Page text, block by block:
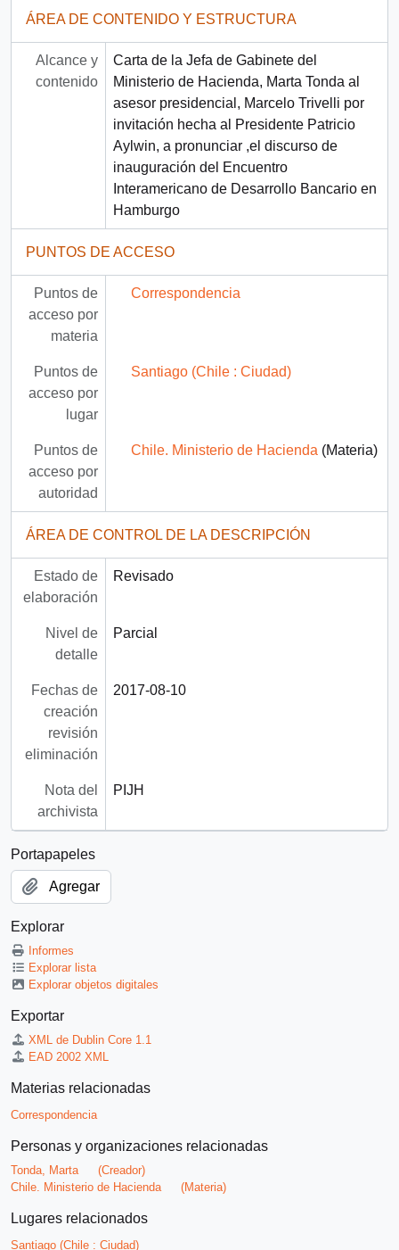
ÁREA DE CONTENIDO Y ESTRUCTURA
Alcance y
contenido
Carta de la Jefa de Gabinete del
Ministerio de Hacienda, Marta Tonda al
asesor presidencial, Marcelo Trivelli por
invitación hecha al Presidente Patricio
Aylwin, a pronunciar ,el discurso de
inauguración del Encuentro
Interamericano de Desarrollo Bancario en
Hamburgo
PUNTOS DE ACCESO
Puntos de
acceso por
materia
Correspondencia
Puntos de
acceso por
lugar
Santiago (Chile : Ciudad)
Puntos de
acceso por
autoridad
Chile. Ministerio de Hacienda (Materia)
ÁREA DE CONTROL DE LA DESCRIPCIÓN
Estado de
elaboración
Revisado
Nivel de
detalle
Parcial
Fechas de
creación
revisión
eliminación
2017-08-10
Nota del
archivista
PIJH
Portapapeles
Agregar
Explorar
Informes
Explorar lista
Explorar objetos digitales
Exportar
XML de Dublin Core 1.1
EAD 2002 XML
Materias relacionadas
Correspondencia
Personas y organizaciones relacionadas
Tonda, Marta
(Creador)
Chile. Ministerio de Hacienda
(Materia)
Lugares relacionados
Santiago (Chile : Ciudad)